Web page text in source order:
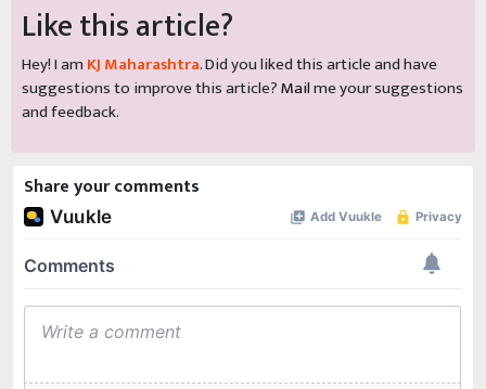
Like this article?
Hey! I am KJ Maharashtra. Did you liked this article and have
suggestions to improve this article?Mailme your suggestions
and feedback.
Share your comments